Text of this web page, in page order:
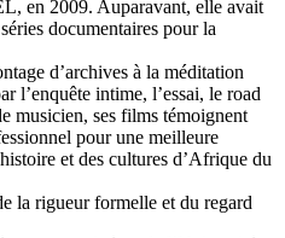
en 2009. Auparavant, elle avait
documentaires pour la
d’archives à la méditation
l’enquête intime, l’essai, le road
musicien, ses films témoignent
pour une meilleure
et des cultures d’Afrique du
la rigueur formelle et du regard